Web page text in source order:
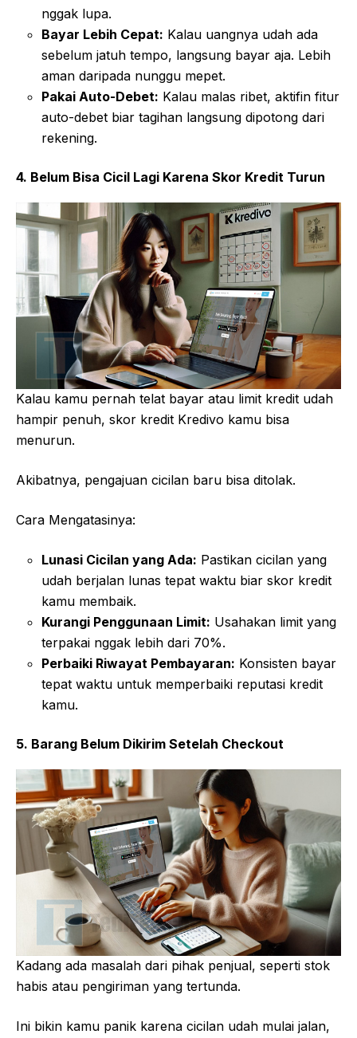
nggak lupa.
Bayar Lebih Cepat: Kalau uangnya udah ada
sebelum jatuh tempo, langsung bayar aja. Lebih
aman daripada nunggu mepet.
Pakai Auto-Debet: Kalau malas ribet, aktifin fitur
auto-debet biar tagihan langsung dipotong dari
rekening.
4. Belum Bisa Cicil Lagi Karena Skor Kredit Turun
Kalau kamu pernah telat bayar atau limit kredit udah
hampir penuh, skor kredit Kredivo kamu bisa
menurun.
Akibatnya, pengajuan cicilan baru bisa ditolak.
Cara Mengatasinya:
Lunasi Cicilan yang Ada: Pastikan cicilan yang
udah berjalan lunas tepat waktu biar skor kredit
kamu membaik.
Kurangi Penggunaan Limit: Usahakan limit yang
terpakai nggak lebih dari 70%.
Perbaiki Riwayat Pembayaran: Konsisten bayar
tepat waktu untuk memperbaiki reputasi kredit
kamu.
5. Barang Belum Dikirim Setelah Checkout
Kadang ada masalah dari pihak penjual, seperti stok
habis atau pengiriman yang tertunda.
Ini bikin kamu panik karena cicilan udah mulai jalan,